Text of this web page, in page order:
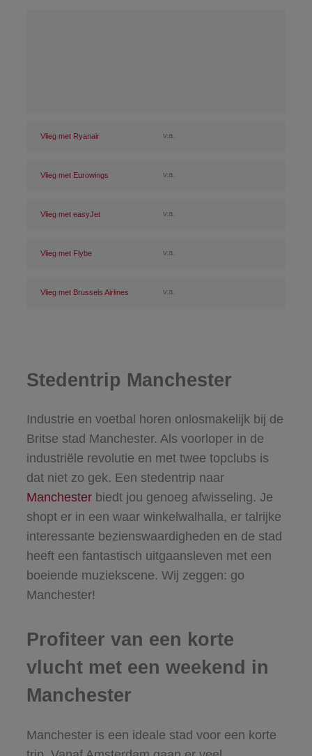
Vlieg met Ryanair v.a.
Vlieg met Eurowings v.a.
Vlieg met easyJet v.a.
Vlieg met Flybe v.a.
Vlieg met Brussels Airlines v.a.
Stedentrip Manchester
Industrie en voetbal horen onlosmakelijk bij de
Britse stad Manchester. Als voorloper in de
industriële revolutie en met twee topclubs is
dat niet zo gek. Een stedentrip naar
Manchesterbiedt jou genoeg afwisseling. Je
shopt er in een waar winkelwalhalla, er talrijke
interessante bezienswaardigheden en de stad
heeft een fantastisch uitgaansleven met een
boeiende muziekscene. Wij zeggen: go
Manchester!
Profiteer van een korte
vlucht met een weekend in
Manchester
Manchester is een ideale stad voor een korte